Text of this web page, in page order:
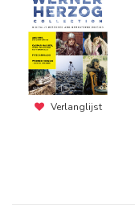
Verlanglijst